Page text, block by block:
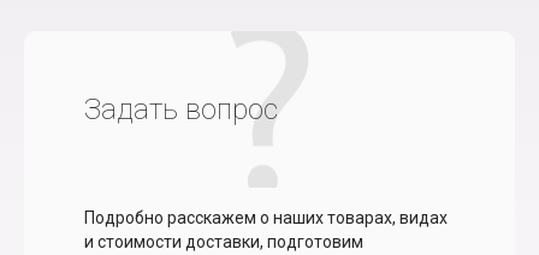
Задать вопрос
Подробно расскажем о наших товарах, видах
и стоимости доставки, подготовим